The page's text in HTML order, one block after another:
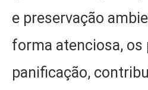
e preservação
forma atenciosa, os
panificação,